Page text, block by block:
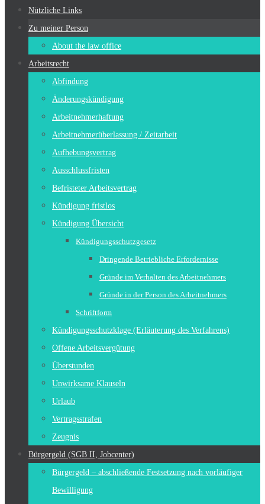
Nützliche Links
Zu meiner Person
About the law office
Arbeitsrecht
Abfindung
Änderungskündigung
Arbeitnehmerhaftung
Arbeitnehmerüberlassung / Zeitarbeit
Aufhebungsvertrag
Ausschlussfristen
Befristeter Arbeitsvertrag
Kündigung fristlos
Kündigung Übersicht
Kündigungsschutzgesetz
Dringende Betriebliche Erfordernisse
Gründe im Verhalten des Arbeitnehmers
Gründe in der Person des Arbeitnehmers
Schriftform
Kündigungsschutzklage (Erläuterung des Verfahrens)
Offene Arbeitsvergütung
Überstunden
Unwirksame Klauseln
Urlaub
Vertragsstrafen
Zeugnis
Bürgergeld (SGB II, Jobcenter)
Bürgergeld – abschließende Festsetzung nach vorläufiger
Bewilligung